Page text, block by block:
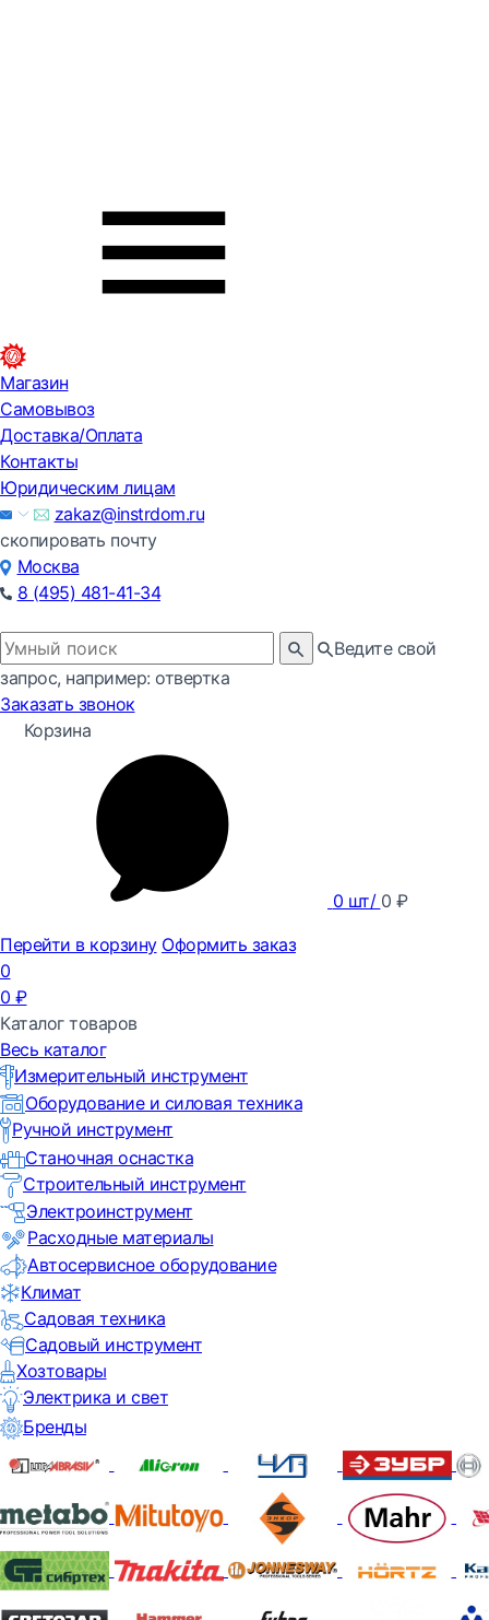
Магазин
Самовывоз
Доставка/Оплата
Контакты
Юридическим лицам
zakaz@instrdom.ru
скопировать почту
Москва
8 (495) 481-41-34
Ведите свой
запрос, например: отвертка
Заказать звонок
Корзина
0 шт/ 0 ₽
Перейти в корзину Оформить заказ
0
0 ₽
Каталог товаров
Весь каталог
Измерительный инструмент
Оборудование и силовая техника
Ручной инструмент
Станочная оснастка
Строительный инструмент
Электроинструмент
Расходные материалы
Автосервисное оборудование
Климат
Садовая техника
Садовый инструмент
Хозтовары
Электрика и свет
Бренды